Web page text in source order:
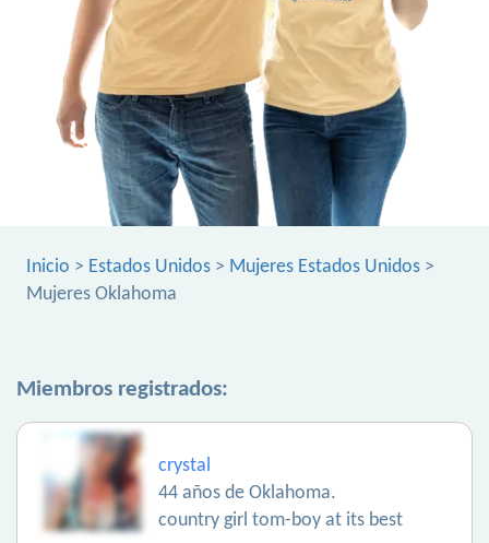
Inicio > Estados Unidos > Mujeres Estados Unidos >
Mujeres Oklahoma
Miembros registrados:
crystal
44 años de Oklahoma.
country girl tom-boy at its best